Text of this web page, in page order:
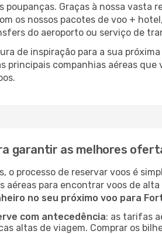
poupanças. Graças à nossa
os nossos pacotes de voo +
do aeroporto ou serviço de
de inspiração para a sua
principais companhias aéreas
garantir as melhores
o processo de reservar voos é
aéreas para encontrar voos de
no seu próximo voo para
com antecedência: as tarifas
altas de viagem. Comprar os